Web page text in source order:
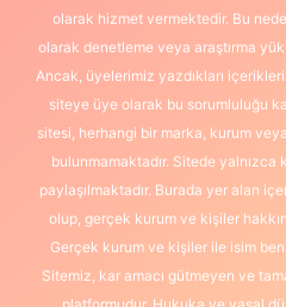
olarak hizmet vermektedir. Bu
olarak denetleme veya araştırma
Ancak, üyelerimiz yazdıkları
siteye üye olarak bu sorumluluğu
sitesi, herhangi bir marka, kurum
bulunmamaktadır. Sitede yalnızca
paylaşılmaktadır. Burada yer alan
olup, gerçek kurum ve kişiler
Gerçek kurum ve kişiler ile isim
Sitemiz, kar amacı gütmeyen ve